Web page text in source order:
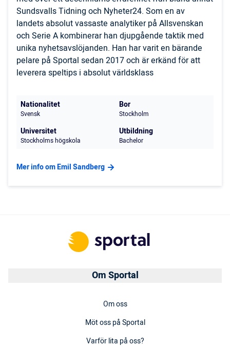
Sundsvalls Tidning och Nyheter24. Som en av
landets absolut vassaste analytiker på Allsvenskan
och Serie A kombinerar han djupgående taktik med
unika nyhetsavslöjanden. Han har varit en bärande
pelare på Sportal sedan 2017 och är erkänd för att
leverera speltips i absolut världsklass
Nationalitet
Svensk
Bor
Stockholm
Universitet
Stockholms högskola
Utbildning
Bachelor
Mer info om Emil Sandberg
Om Sportal
Om oss
Möt oss på Sportal
Varför lita på oss?